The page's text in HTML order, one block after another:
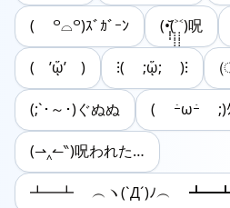
( ꒪⌓꒪)ｽﾞｶﾞｰﾝ (•̩̩̩̆(˃̣̣̣̣̣̣̣̣̣̣̣̣̣̣̣̣̣̣̣̣˂̣̣̣̣̣̣̣̣̣)呪
( ’ᾥ’ ) ⁝( ;ᾥ; )⁝
(;`･～･)ぐぬぬ ( ｰ̀ωｰ́ ;)ｸ
(⇀‸↼‶)呪われた…
┻━┻ ︵ヽ(`Д´)ﾉ︵